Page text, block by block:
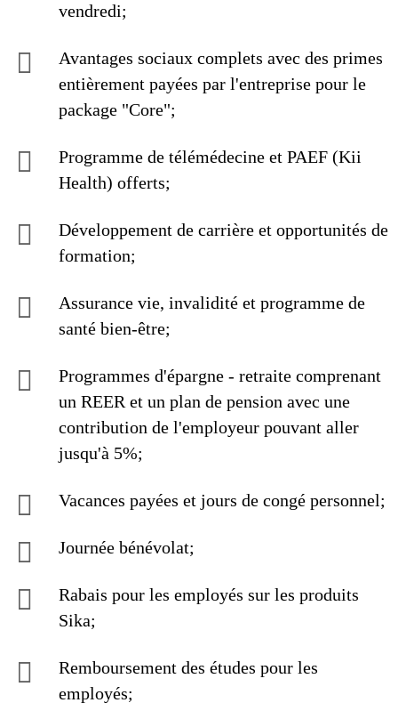
vendredi;
Avantages sociaux complets avec des primes
entièrement payées par l'entreprise pour le
package "Core";
Programme de télémédecine et PAEF (Kii
Health) offerts;
Développement de carrière et opportunités de
formation;
Assurance vie, invalidité et programme de
santé bien-être;
Programmes d'épargne - retraite comprenant
un REER et un plan de pension avec une
contribution de l'employeur pouvant aller
jusqu'à 5%;
Vacances payées et jours de congé personnel;
Journée bénévolat;
Rabais pour les employés sur les produits
Sika;
Remboursement des études pour les
employés;